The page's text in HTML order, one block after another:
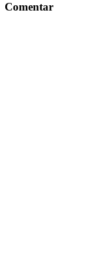
Comentar